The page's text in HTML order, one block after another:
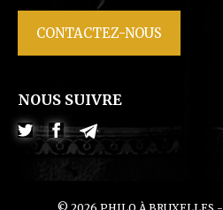
CONTACTEZ-NOUS
NOUS SUIVRE
TwitterFacebook